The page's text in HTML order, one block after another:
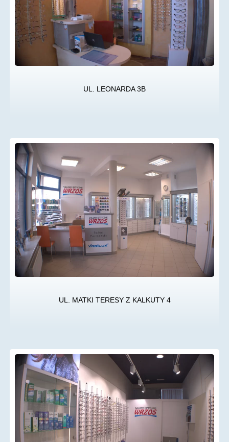
UL. LEONARDA 3B
UL. MATKI TERESY Z KALKUTY 4